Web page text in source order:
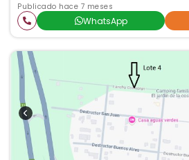
Publicado hace 7 meses
WhatsApp